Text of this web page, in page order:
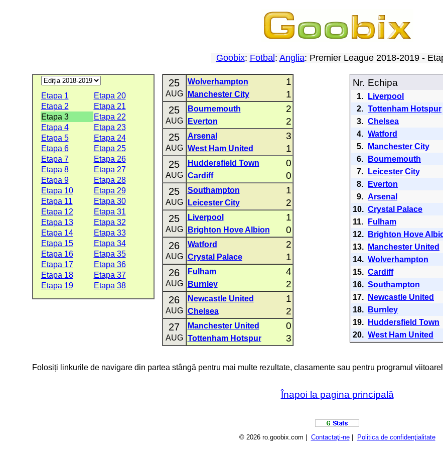
Goobix: Fotbal : Anglia: Premier League 2018-2019 -
Etapa 1
Etapa 20
Etapa 2
Etapa 21
Etapa 3
Etapa 22
Etapa 4
Etapa 23
Etapa 5
Etapa 24
Etapa 6
Etapa 25
Etapa 7
Etapa 26
Etapa 8
Etapa 27
Etapa 9
Etapa 28
Etapa 10
Etapa 29
Etapa 11
Etapa 30
Etapa 12
Etapa 31
Etapa 13
Etapa 32
Etapa 14
Etapa 33
Etapa 15
Etapa 34
Etapa 16
Etapa 35
Etapa 17
Etapa 36
Etapa 18
Etapa 37
Etapa 19
Etapa 38
25
AUG
Wolverhampton 1
Manchester City 1
25
AUG
Bournemouth 2
Everton 2
25
AUG
Arsenal 3
West Ham United 1
25
AUG
Huddersfield Town 0
Cardiff 0
25
AUG
Southampton 1
Leicester City 2
25
AUG
Liverpool 1
Brighton Hove Albion 0
26
AUG
Watford 2
Crystal Palace 1
26
AUG
Fulham 4
Burnley 2
26
AUG
Newcastle United 1
Chelsea 2
27
AUG
Manchester United 0
Tottenham Hotspur 3
Nr. Echipa
1. Liverpool
2. Tottenham Hotspur
3. Chelsea
4. Watford
5.
Manchester City
6.
Bournemouth
7.
Leicester City
8.
Everton
9. Arsenal
10. Crystal Palace
11.
Fulham
12.
Brighton Hove
13.
Manchester United
14. Wolverhampton
15. Cardiff
16. Southampton
17.
Newcastle United
18.
Burnley
19.
Huddersfield Town
20. West Ham United
Folosiți linkurile de navigare din partea stângă pentru mai multe rezultate, clasamente sau pentru programul
Înapoi la pagina principală
© 2026 ro.goobix.com | Contactaţi-ne| Politica de confidenţialitate